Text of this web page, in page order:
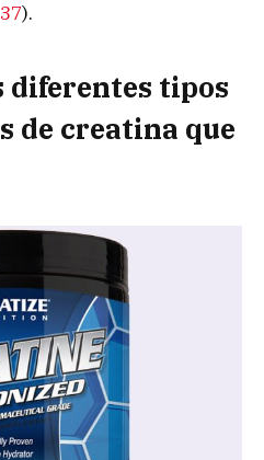
37).
diferentes tipos
de creatina que